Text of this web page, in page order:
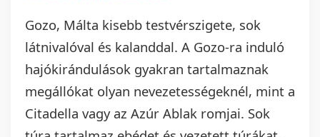
Gozo, Málta kisebb testvérszigete, sok
látnivalóval és kalanddal. A Gozo-ra induló
hajókirándulások gyakran tartalmaznak
megállókat olyan nevezetességeknél, mint a
Citadella vagy az Azúr Ablak romjai. Sok